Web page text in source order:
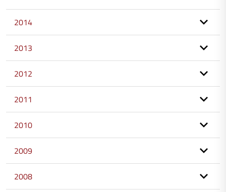
2014
2013
2012
2011
2010
2009
2008